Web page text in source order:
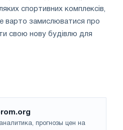
спортивних комплексів,
варто замислюватися про
свою нову будівлю для
прогнозы цен на